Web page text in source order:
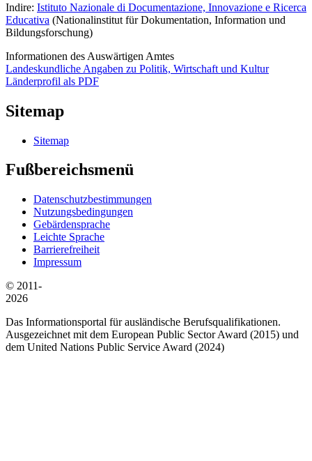
Indire: Istituto Nazionale di Documentazione, Innovazione e Ricerca
Educativa (Nationalinstitut für Dokumentation, Information und
Bildungsforschung)
Informationen des Auswärtigen Amtes
Landeskundliche Angaben zu Politik, Wirtschaft und Kultur
Länderprofil als PDF
Sitemap
Sitemap
Fußbereichsmenü
Datenschutzbestimmungen
Nutzungsbedingungen
Gebärdensprache
Leichte Sprache
Barrierefreiheit
Impressum
© 2011-
2026
Das Informationsportal für ausländische Berufsqualifikationen.
Ausgezeichnet mit dem European Public Sector Award (2015) und
dem United Nations Public Service Award (2024)